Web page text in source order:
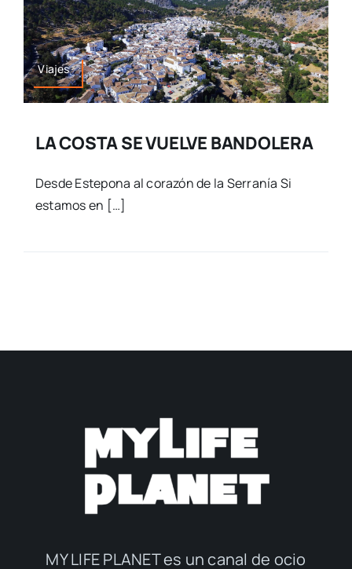
Viajes
LA COSTA SE VUELVE BANDOLERA
Desde Estepona al corazón de la Serranía Si
estamos en […]
MY LIFE PLANET es un canal de ocio